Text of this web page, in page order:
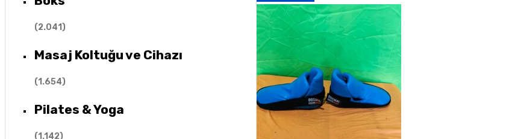
(2.041)
Masaj Koltuğu ve Cihazı
(1.654)
Pilates & Yoga
(1.142)